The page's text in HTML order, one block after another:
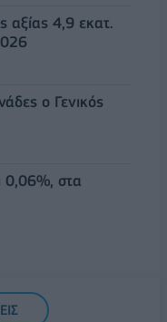
αξίας 4,9 εκατ.
ο Γενικός
0,06%, στα